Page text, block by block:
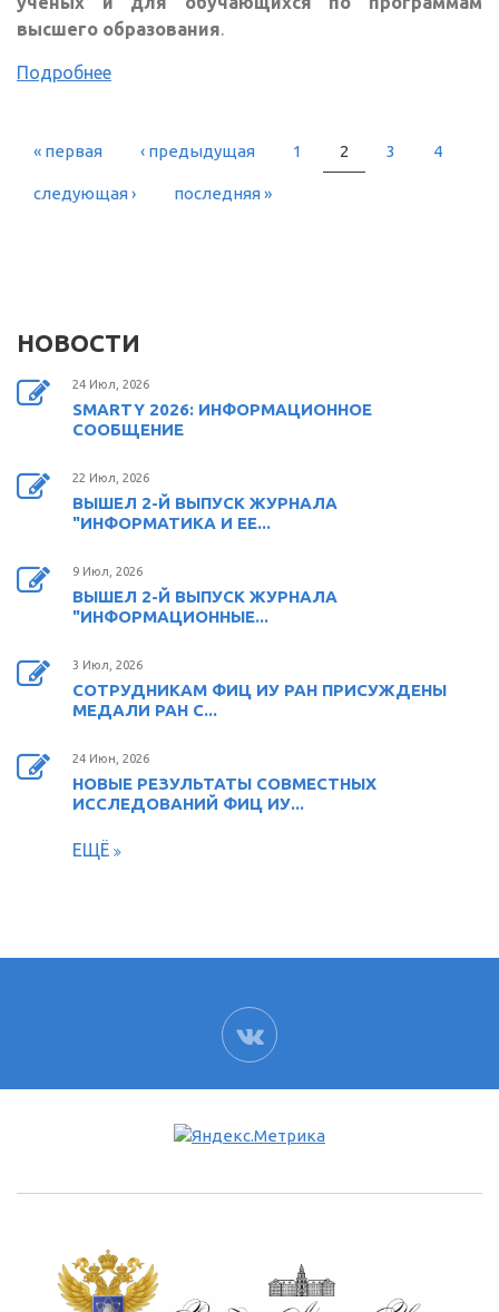
высшего образования.
Подробнее
СТРАНИЦЫ
« первая ‹ предыдущая 1 2 3 4
следующая › последняя »
НОВОСТИ
24 Июл, 2026
SMARTY 2026: ИНФОРМАЦИОННОЕ
СООБЩЕНИЕ
22 Июл, 2026
ВЫШЕЛ 2-Й ВЫПУСК ЖУРНАЛА
"ИНФОРМАТИКА И ЕЕ...
9 Июл, 2026
ВЫШЕЛ 2-Й ВЫПУСК ЖУРНАЛА
"ИНФОРМАЦИОННЫЕ...
3 Июл, 2026
СОТРУДНИКАМ ФИЦ ИУ РАН ПРИСУЖДЕНЫ
МЕДАЛИ РАН С...
24 Июн, 2026
НОВЫЕ РЕЗУЛЬТАТЫ СОВМЕСТНЫХ
ИССЛЕДОВАНИЙ ФИЦ ИУ...
ЕЩЁ
ВК